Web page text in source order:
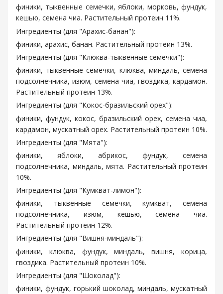
финики, тыквенные семечки, яблоки, морковь, фундук,
кешью, семена чиа. Растительный протеин 11%.
Ингредиенты (для "Арахис-банан"):
финики, арахис, банан. Растительный протеин 13%.
Ингредиенты (для "Клюква-тыквенные семечки"):
финики, тыквенные семечки, клюква, миндаль, семена
подсолнечника, изюм, семена чиа, гвоздика, кардамон.
Растительный протеин 13%.
Ингредиенты (для "Кокос-бразильский орех"):
финики, фундук, кокос, бразильский орех, семена чиа,
кардамон, мускатный орех. Растительный протеин 10%.
Ингредиенты (для "Мята"):
финики, яблоки, абрикос, фундук, семена
подсолнечника, миндаль, мята. Растительный протеин
10%.
Ингредиенты (для "Кумкват-лимон"):
финики, тыквенные семечки, кумкват, семена
подсолнечника, изюм, кешью, семена чиа.
Растительный протеин 12%.
Ингредиенты (для "Вишня-миндаль"):
финики, клюква, фундук, миндаль, вишня, корица,
гвоздика. Растительный протеин 10%.
Ингредиенты (для "Шоколад"):
финики, фундук, горький шоколад, миндаль, мускатный